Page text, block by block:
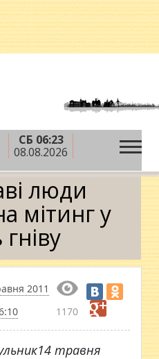
СБ 06:23
08.08.2026
У Полтаві люди вийдуть на
люди
мітинг у
2011
1170
травня